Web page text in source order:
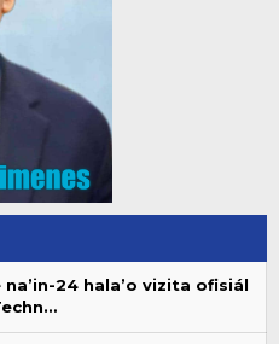
24 hala’o vizita ofisiál